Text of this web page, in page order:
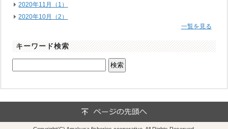
2020年11月（1）
2020年10月（2）
一覧を見る
キーワード検索